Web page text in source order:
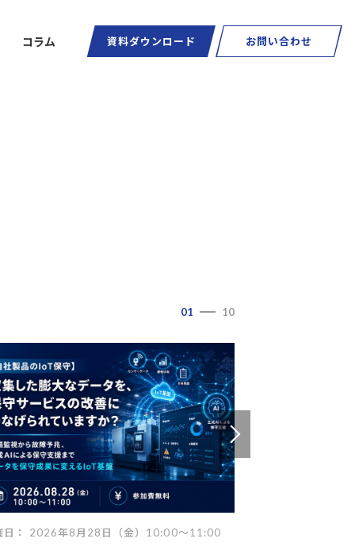
ータヘルプデスクキッティング
コラム 資料ダウンロード お問い合わせ
01 10
日： 2026年8月28日（金）10:00～11:00